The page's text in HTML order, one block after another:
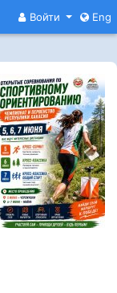
Войти Eng